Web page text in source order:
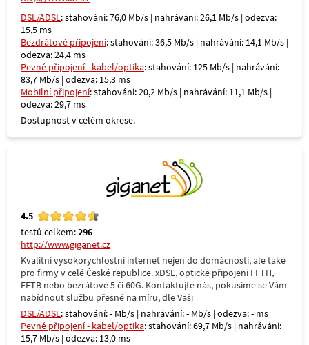
DSL/ADSL: stahování: 76,0 Mb/s | nahrávání: 26,1 Mb/s | odezva:
15,5 ms
Bezdrátové připojení: stahování: 36,5 Mb/s | nahrávání: 14,1 Mb/s |
odezva: 24,4 ms
Pevné připojení - kabel/optika: stahování: 125 Mb/s | nahrávání:
83,7 Mb/s | odezva: 15,3 ms
Mobilní připojení: stahování: 20,2 Mb/s | nahrávání: 11,1 Mb/s |
odezva: 29,7 ms
Dostupnost v celém okrese.
4.5
testů celkem:296
http://www.giganet.cz
Kvalitní vysokorychlostní internet nejen do domácnosti, ale také
pro firmy v celé České republice. xDSL, optické připojení FFTH,
FFTB nebo bezrátové 5 či 60G. Kontaktujte nás, pokusíme se Vám
nabídnout službu přesně na míru, dle Vaši
DSL/ADSL: stahování: - Mb/s | nahrávání: - Mb/s | odezva: - ms
Pevné připojení - kabel/optika: stahování: 69,7 Mb/s | nahrávání:
15,7 Mb/s | odezva: 13,0 ms